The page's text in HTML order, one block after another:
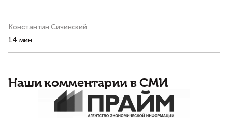
Константин Сичинский
14 мин
Наши комментарии в СМИ